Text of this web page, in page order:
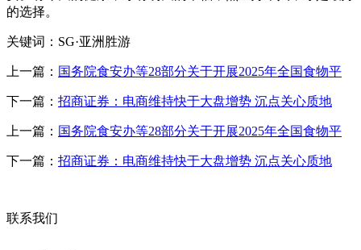
的选择。
关键词：SG·亚洲胜游
上一篇： 国务院食安办等28部分关于开展2025年全国食物平
下一篇： 招商证券：电商维持快于大盘增势 沉点关心质地
上一篇： 国务院食安办等28部分关于开展2025年全国食物平
下一篇： 招商证券：电商维持快于大盘增势 沉点关心质地
联系我们